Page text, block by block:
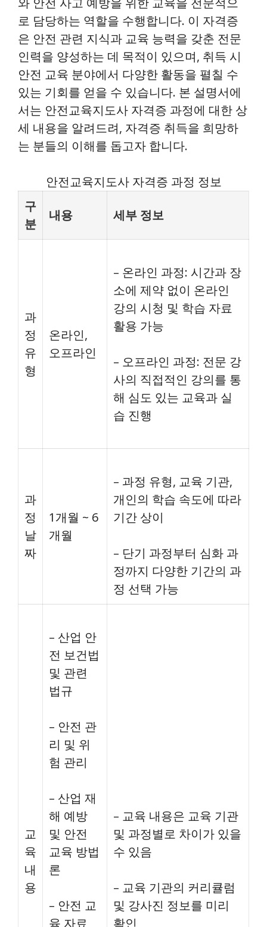
로 담당하는 역할을 수행합니다. 이 자격증
은 안전 관련 지식과 교육 능력을 갖춘 전문
인력을 양성하는 데 목적이 있으며, 취득 시
안전 교육 분야에서 다양한 활동을 펼칠 수
있는 기회를 얻을 수 있습니다. 본 설명서에
서는 안전교육지도사 자격증 과정에 대한 상
세 내용을 알려드려, 자격증 취득을 희망하
는 분들의 이해를 돕고자 합니다.
안전교육지도사 자격증 과정 정보
구
분
내용 세부 정보
과
정
유
형
온라인,
오프라인
– 온라인 과정: 시간과 장
소에 제약 없이 온라인
강의 시청 및 학습 자료
활용 가능
– 오프라인 과정: 전문 강
사의 직접적인 강의를 통
해 심도 있는 교육과 실
습 진행
과
정
날
짜
1개월 ~ 6
개월
– 과정 유형, 교육 기관,
개인의 학습 속도에 따라
기간 상이
– 단기 과정부터 심화 과
정까지 다양한 기간의 과
정 선택 가능
교
육
내
용
– 산업 안
전 보건법
및 관련
법규
– 안전 관
리 및 위
험 관리
– 산업 재
해 예방
및 안전
교육 방법
론
– 안전 교
육 자료
– 교육 내용은 교육 기관
및 과정별로 차이가 있을
수 있음
– 교육 기관의 커리큘럼
및 강사진 정보를 미리
확인